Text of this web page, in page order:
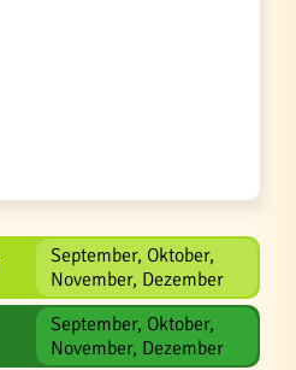
September, Oktober,
November, Dezember
September, Oktober,
November, Dezember